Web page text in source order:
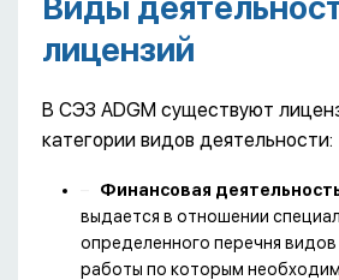
лицензий
В СЭЗ ADGM существуют
категории видов деятельности:
Финансовая
выдается в отношении
определенного перечня
работы по которым